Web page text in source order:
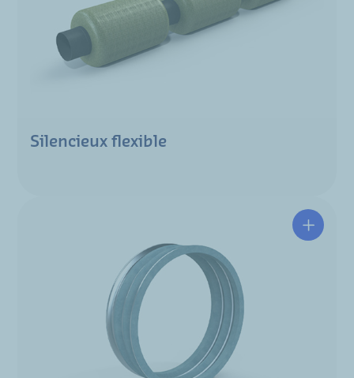
Silencieux flexible